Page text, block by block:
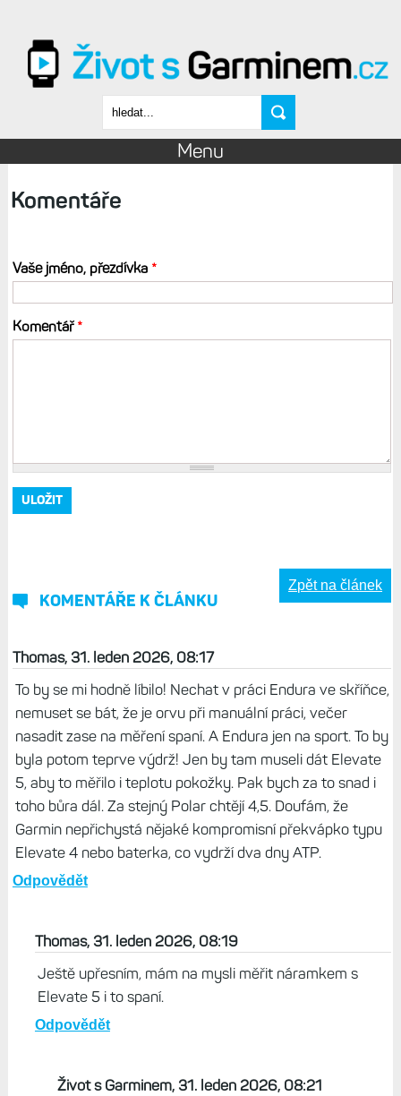
Vyhledávání
Menu
Komentáře
Vaše jméno, přezdívka *
Komentář*
KOMENTÁŘE K ČLÁNKU
Zpět na článek
Thomas, 31. leden 2026, 08:17
To by se mi hodně líbilo! Nechat v práci Endura ve skříňce,
nemuset se bát, že je orvu při manuální práci, večer
nasadit zase na měření spaní. A Endura jen na sport. To by
byla potom teprve výdrž! Jen by tam museli dát Elevate
5, aby to měřilo i teplotu pokožky. Pak bych za to snad i
toho bůra dál. Za stejný Polar chtějí 4,5. Doufám, že
Garmin nepřichystá nějaké kompromisní překvápko typu
Elevate 4 nebo baterka, co vydrží dva dny ATP.
Odpovědět
Thomas, 31. leden 2026, 08:19
Ještě upřesním, mám na mysli měřit náramkem s
Elevate 5 i to spaní.
Odpovědět
Život s Garminem, 31. leden 2026, 08:21